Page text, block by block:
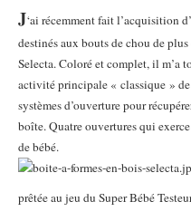
J‘ai récemment fait l’acquisition
destinés aux bouts de chou de
Selecta. Coloré et complet, il m’a
activité principale « classique »
systèmes d’ouverture pour
boîte. Quatre ouvertures qui
de bébé.
prêtée au jeu du Super Bébé